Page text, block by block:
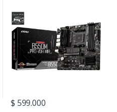
$ 599.000